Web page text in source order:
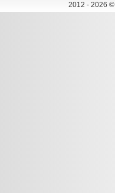
2012 - 2026 ©